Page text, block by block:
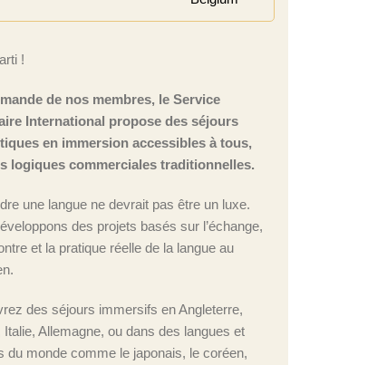
!
de nos membres, le Service
International propose des séjours
en immersion accessibles à tous,
logiques commerciales traditionnelles.
une langue ne devrait pas être un luxe.
des projets basés sur l’échange,
et la pratique réelle de la langue au
des séjours immersifs en Angleterre,
Italie, Allemagne, ou dans des langues et
du monde comme le japonais, le coréen,